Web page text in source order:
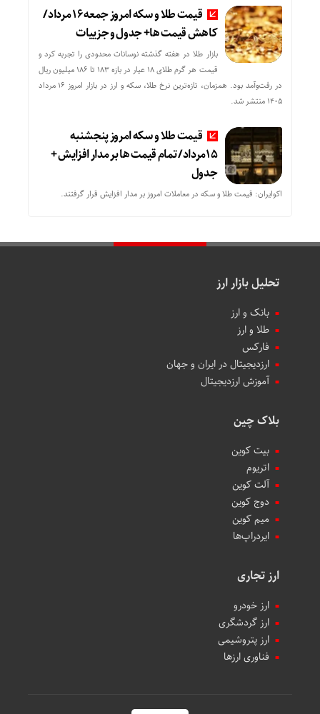
قیمت طلا و سکه امروز جمعه ۱۶ مرداد/
کاهش قیمت ها+ جدول و جزییات
بازار طلا در هفته گذشته نوسانات محدودی را تجربه کرد و
قیمت هر گرم طلای ۱۸ عیار در بازه ۱۸۳ تا ۱۸۶ میلیون ریال
در رفت‌وآمد بود. همزمان، تازه‌ترین نرخ طلا، سکه و ارز در بازار امروز ۱۶ مرداد
۱۴۰۵ منتشر شد.
قیمت طلا و سکه امروز پنجشنبه
15مرداد/ تمام قیمت ها بر مدار افزایش +
جدول
اکوایران: قیمت طلا و سکه در معاملات امروز بر مدار افزایش قرار گرفتند.
تحلیل بازار ارز
بانک و ارز
طلا و ارز
فارکس
ارزدیجیتال در ایران و جهان
آموزش ارزدیجیتال
بلاک چین
بیت کوین
اتریوم
آلت کوین
دوج کوین
میم کوین‌
ایردراپ‌ها
ارز تجاری
ارز خودرو
ارز گردشگری
ارز پتروشیمی
فناوری ارزها